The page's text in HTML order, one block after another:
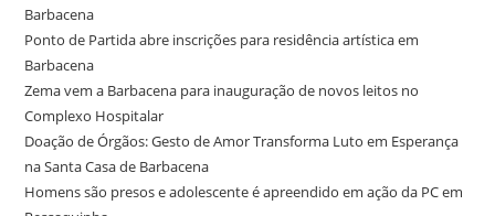
Barbacena
Ponto de Partida abre inscrições para residência artística em
Barbacena
Zema vem a Barbacena para inauguração de novos leitos no
Complexo Hospitalar
Doação de Órgãos: Gesto de Amor Transforma Luto em Esperança
na Santa Casa de Barbacena
Homens são presos e adolescente é apreendido em ação da PC em